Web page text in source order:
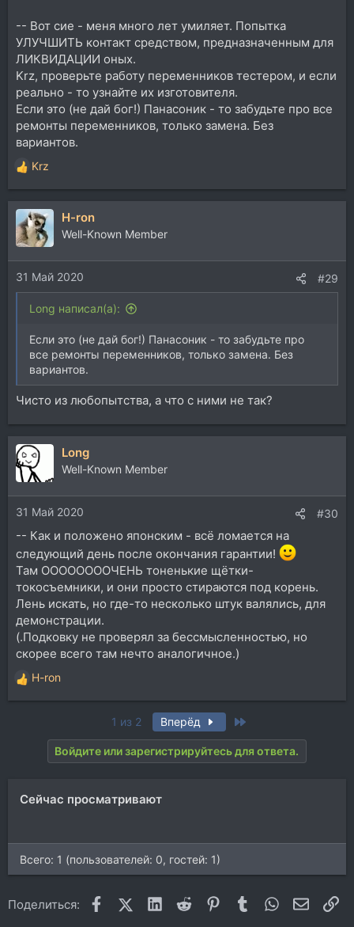
-- Вот сие - меня много лет умиляет. Попытка
УЛУЧШИТЬ контакт средством, предназначенным для
ЛИКВИДАЦИИ оных.
Krz, проверьте работу переменников тестером, и если
реально - то узнайте их изготовителя.
Если это (не дай бог!) Панасоник - то забудьте про все
ремонты переменников, только замена. Без
вариантов.
Р
е
а
к
ц
и
и
:
Krz
H-ron
Well-Known Member
31 Май 2020 #29
Long написал(а):
Если это (не дай бог!) Панасоник - то забудьте про
все ремонты переменников, только замена. Без
вариантов.
Чисто из любопытства, а что с ними не так?
Long
Well-Known Member
31 Май 2020 #30
-- Как и положено японским - всё ломается на
следующий день после окончания гарантии!
Там ООООООООЧЕНЬ тоненькие щётки-
токосъемники, и они просто стираются под корень.
Лень искать, но где-то несколько штук валялись, для
демонстрации.
(.Подковку не проверял за бессмысленностью, но
скорее всего там нечто аналогичное.)
Р
е
H-ron
1 из 2 Вперёд
Войдите или зарегистрируйтесь для ответа.
Сейчас просматривают
Всего: 1 (пользователей: 0, гостей: 1)
Поделиться: FacebookX (Twitter)
LinkedIn
Reddit Pinterest
Tumblr WhatsApp